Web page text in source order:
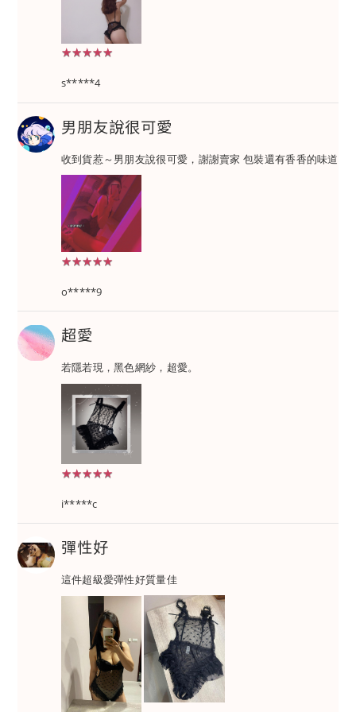
★★★★★
★★★★★
s*****4
男朋友說很可愛
收到貨惹～男朋友說很可愛，謝謝賣家 包裝還有香香的味道
★★★★★
★★★★★
o*****9
超愛
若隱若現，黑色網紗，超愛。
★★★★★
★★★★★
i*****c
彈性好
這件超級愛彈性好質量佳